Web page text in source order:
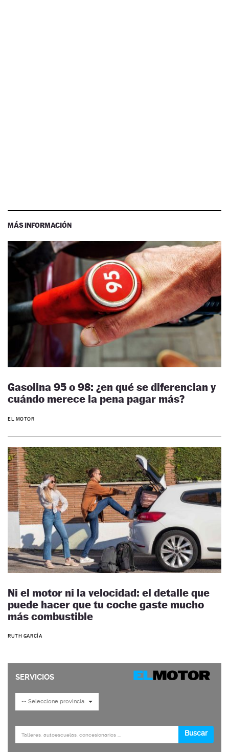
MÁS INFORMACIÓN
Gasolina 95 o 98: ¿en qué se diferencian y
cuándo merece la pena pagar más?
EL MOTOR
Ni el motor ni la velocidad: el detalle que
puede hacer que tu coche gaste mucho
más combustible
RUTH GARCÍA